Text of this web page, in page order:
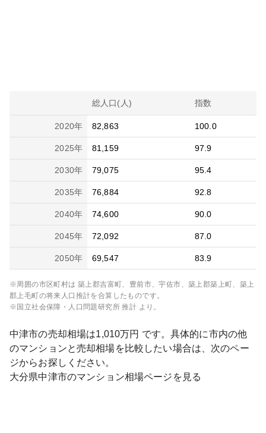
総人口(人) 指数
2020年 82,863 100.0
2025年 81,159 97.9
2030年 79,075 95.4
2035年 76,884 92.8
2040年 74,600 90.0
2045年 72,092 87.0
2050年 69,547 83.9
※周囲の市区町村は 築上郡吉富町、豊前市、宇佐市、築上郡築上町、築上
郡上毛町の将来人口推計を合算したものです。
※国立社会保障・人口問題研究所 推計 より。
中津市の売却相場は1,010万円 です。具体的に市内の他
のマンションと売却相場を比較したい場合は、次のペー
ジからお探しください。
大分県中津市のマンション相場ページを見る